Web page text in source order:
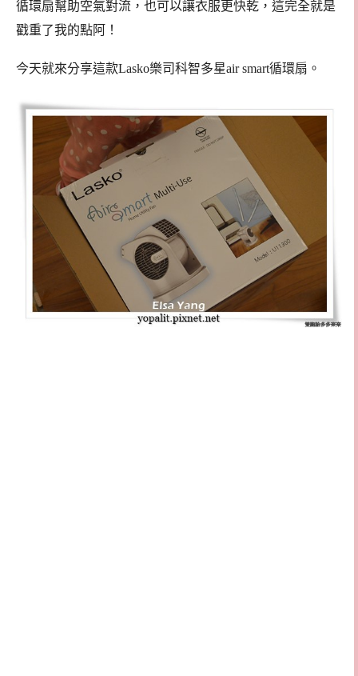
循環扇幫助空氣對流，也可以讓衣服更快乾，這完全就是
戳重了我的點阿！
今天就來分享這款Lasko樂司科智多星air smart循環扇。